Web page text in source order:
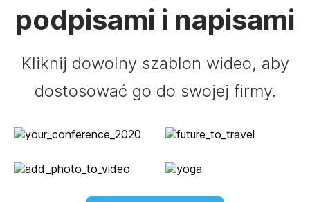
podpisami i napisami
Kliknij dowolny szablon wideo, aby
dostosować go do swojej firmy.